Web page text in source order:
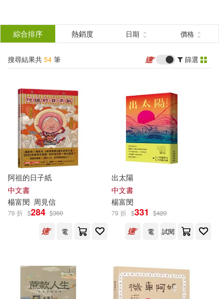
結
分類 (單選)
所有商品(54) 圖書(36)
電子書(12)
作者 (可複選)
楊富閔(48) 廖振富(3)
葉淳之(3) 蔣亞妮(3)
宇文正(2) 張郅忻(2)
出版社 (可複選)
綜合排序 熱銷度 日期 價格
搜尋結果共 54 筆 篩選
阿祖的日子紙
中文書
楊富閔 周見信
79 折 $284 $360
電
出太陽
中文書
楊富閔
79 折 $331 $420
電
試閱